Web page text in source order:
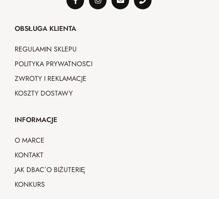
OBSŁUGA KLIENTA
REGULAMIN SKLEPU
POLITYKA PRYWATNOŚCI
ZWROTY I REKLAMACJE
KOSZTY DOSTAWY
INFORMACJE
O MARCE
KONTAKT
JAK DBAĆ O BIŻUTERIĘ
KONKURS